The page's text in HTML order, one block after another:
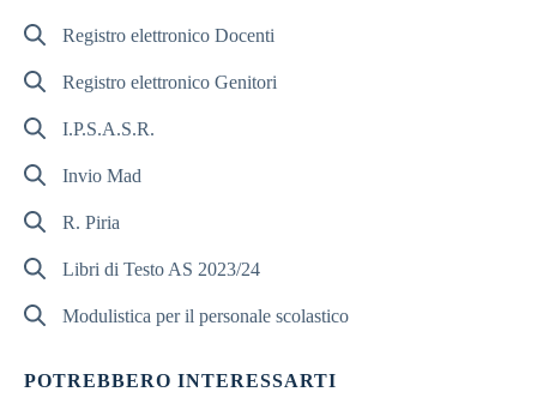
Registro elettronico Docenti
Registro elettronico Genitori
I.P.S.A.S.R.
Invio Mad
R. Piria
Libri di Testo AS 2023/24
Modulistica per il personale scolastico
POTREBBERO INTERESSARTI